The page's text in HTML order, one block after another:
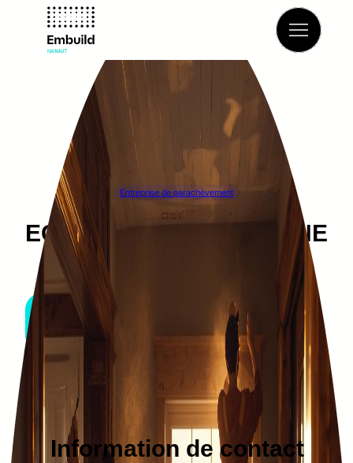
Retour à l’annuaire
Entreprise de parachèvement
EGOUTTAGE FRAGAPANE
Information de contact